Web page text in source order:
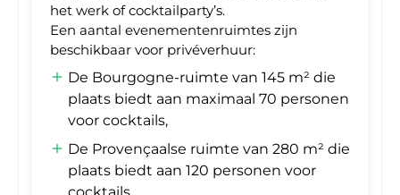
het werk of cocktailparty’s.
Een aantal evenementenruimtes zijn
beschikbaar voor privéverhuur:
De Bourgogne-ruimte van 145 m² die
plaats biedt aan maximaal 70 personen
voor cocktails,
De Provençaalse ruimte van 280 m² die
plaats biedt aan 120 personen voor
cocktails,